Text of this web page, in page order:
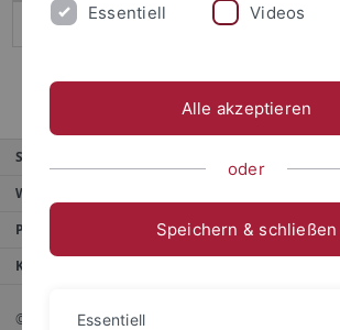
Service
Weitere Angebote
Portale
Kontaktinfo
© 2026 Eberhard Karls Universität Tübingen, Tübingen
Essentiell Videos
Alle akzeptieren
oder
Speichern & schließen
Essentiell